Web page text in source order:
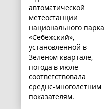
автоматической
метеостанции
национального парка
«Себежский»,
установленной в
Зеленом квартале,
погода в июле
соответствовала
средне-многолетним
показателям.